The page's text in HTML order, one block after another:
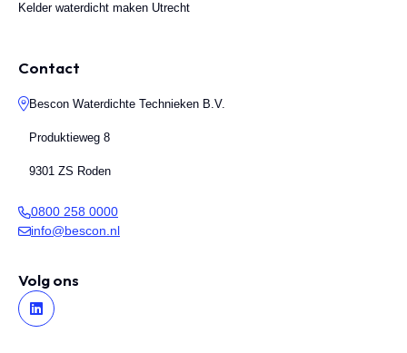
Kelder waterdicht maken Utrecht
Contact
Bescon Waterdichte Technieken B.V.
Produktieweg 8
9301 ZS Roden
0800 258 0000
info@bescon.nl
Volg ons